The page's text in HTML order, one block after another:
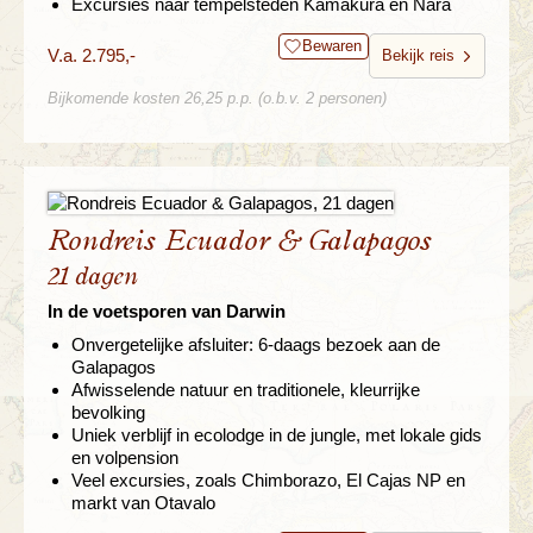
V.a. 2.795,- Bewaren
Bekijk reis
Bijkomende kosten 26,25 p.p. (o.b.v. 2 personen)
Rondreis Ecuador & Galapagos
21 dagen
In de voetsporen van Darwin
Onvergetelijke afsluiter: 6-daags bezoek aan de
Galapagos
Afwisselende natuur en traditionele, kleurrijke
bevolking
Uniek verblijf in ecolodge in de jungle, met lokale gids
en volpension
Veel excursies, zoals Chimborazo, El Cajas NP en
markt van Otavalo